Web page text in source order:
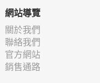
網站導覽
關於我們
聯絡我們
官方網站
銷售通路